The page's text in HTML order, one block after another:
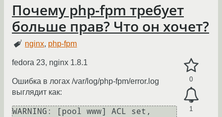
Почему php-fpm требует
больше прав? Что он хочет?
nginx, php-fpm
0
1
fedora 23, nginx 1.8.1
Ошибка в логах /var/log/php-fpm/error.log
выглядит как:
WARNING: [pool www] ACL set,